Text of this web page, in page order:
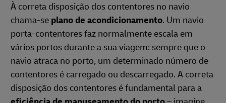
À correta disposição dos contentores no navio
chama-se plano de acondicionamento. Um navio
porta-contentores faz normalmente escala em
vários portos durante a sua viagem: sempre que o
navio atraca no porto, um determinado número de
contentores é carregado ou descarregado. A correta
disposição dos contentores é fundamental para a